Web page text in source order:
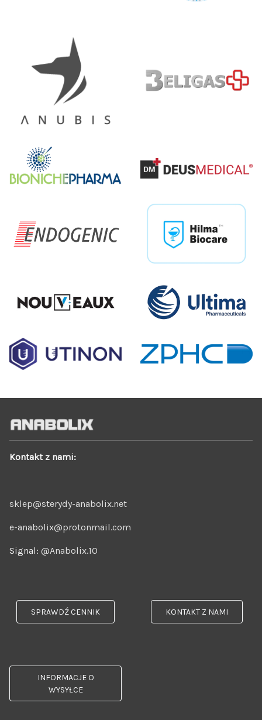
Kontakt z nami:
sklep@sterydy-anabolix.net
e-anabolix@protonmail.com
Signal: @Anabolix.10
SPRAWDŹ CENNIK KONTAKT Z NAMI
INFORMACJE O
WYSYŁCE